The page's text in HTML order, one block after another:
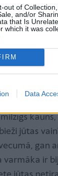
out of Collection,
and/or
that Is
which it was
Data
vēlas.
kurš
notikusi
to nemaz
jūtas
gan
varmāka ir